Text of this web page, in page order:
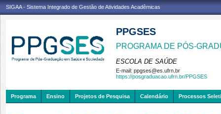
SIGAA - Sistema Integrado de Gestão de Atividades Acadêmicas
PPGSES
PROGRAMA DE PÓS-
ESCOLA DE SAÚDE
E-mail: ppgses@es.ufrn.br
https://posgraduacao.ufrn.br/PPGSES
Programa Ensino Projetos de Pesquisa Calendário Processos